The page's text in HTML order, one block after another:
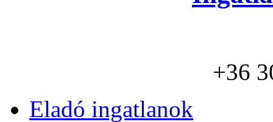
+36
Eladó ingatlanok